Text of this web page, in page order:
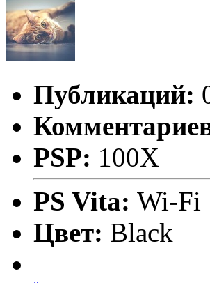
Публикаций:
PSP: 100X
PS Vita: Wi-Fi
Цвет: Black